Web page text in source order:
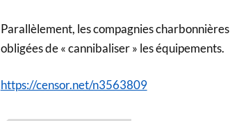
Parallèlement, les compagnies
obligées de « cannibaliser » les équipements.
https://censor.net/n3563809